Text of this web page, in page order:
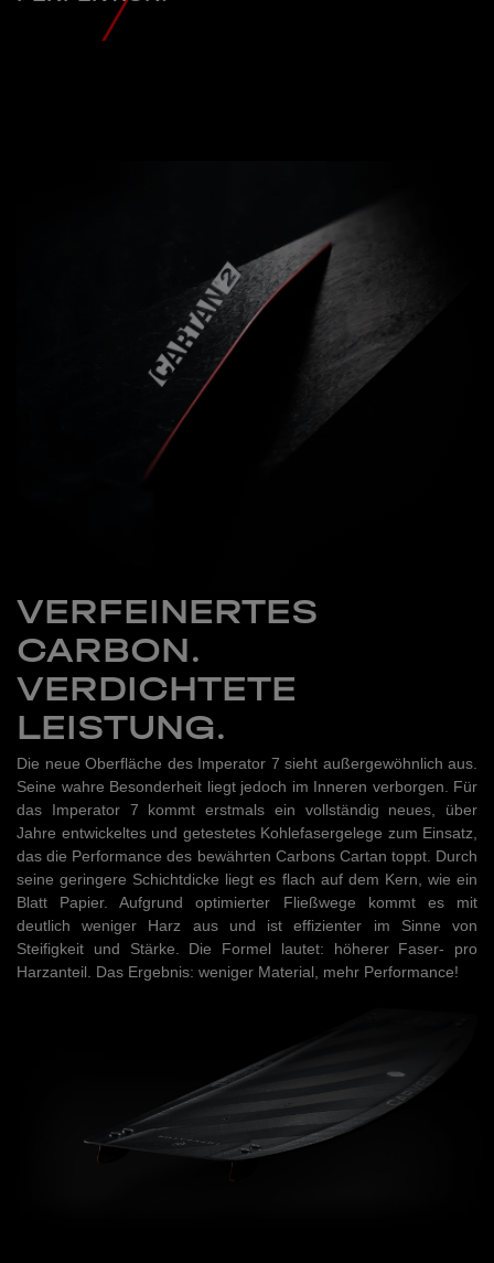
VERFEINERTES
CARBON.
VERDICHTETE
LEISTUNG.
Die neue Oberfläche des Imperator 7 sieht außergewöhnlich aus.
Seine wahre Besonderheit liegt jedoch im Inneren verborgen. Für
das Imperator 7 kommt erstmals ein vollständig neues, über
Jahre entwickeltes und getestetes Kohlefasergelege zum Einsatz,
das die Performance des bewährten Carbons Cartan toppt. Durch
seine geringere Schichtdicke liegt es flach auf dem Kern, wie ein
Blatt Papier. Aufgrund optimierter Fließwege kommt es mit
deutlich weniger Harz aus und ist effizienter im Sinne von
Steifigkeit und Stärke. Die Formel lautet: höherer Faser- pro
Harzanteil. Das Ergebnis: weniger Material, mehr Performance!